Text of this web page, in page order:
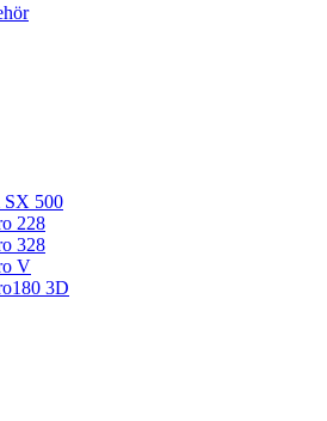
SX 500
228
328
V
3D